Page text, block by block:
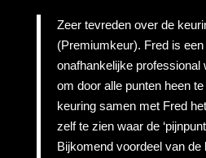
Zeer tevreden over de
(Premiumkeur). Fred is
onafhankelijke professional
om door alle punten heen
keuring samen met Fred
zelf te zien waar de
Bijkomend voordeel van de